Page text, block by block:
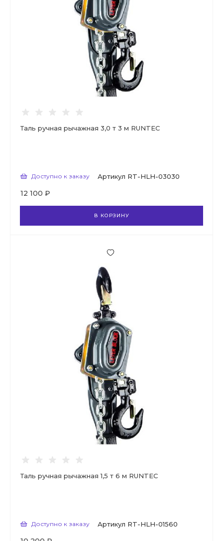
Таль ручная рычажная 3,0 т 3 м RUNTEC
Доступно к заказу Артикул RT-HLH-03030
12 100 ₽
В КОРЗИНУ
Таль ручная рычажная 1,5 т 6 м RUNTEC
Доступно к заказу Артикул RT-HLH-01560